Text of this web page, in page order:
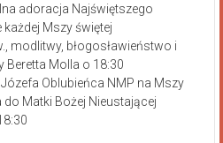
adoracja Najświętszego
Mszy świętej
modlitwy, błogosławieństwo i
Beretta Molla o 18:30
Józefa Oblubieńca NMP na Mszy
Matki Bożej Nieustającej